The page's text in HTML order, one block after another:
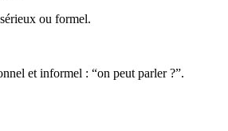
ou formel.
et informel : “on peut parler ?”.